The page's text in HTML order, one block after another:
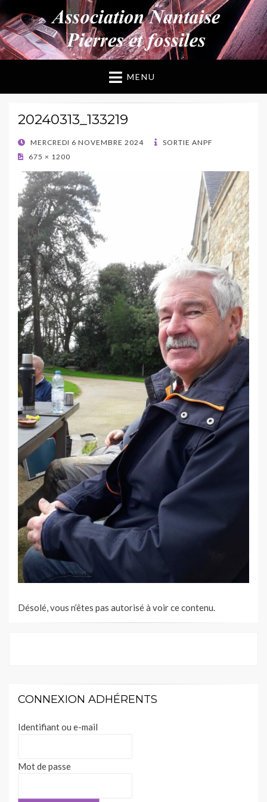
ANPF
Association Nantaise Pierres et Fossiles
MENU
20240313_133219
POSTED
ON
MERCREDI 6 NOVEMBRE 2024
SORTIE ANPF
675 × 1200
Désolé, vous n’êtes pas autorisé à voir ce contenu.
CONNEXION ADHÉRENTS
Identifiant ou e-mail
Mot de passe